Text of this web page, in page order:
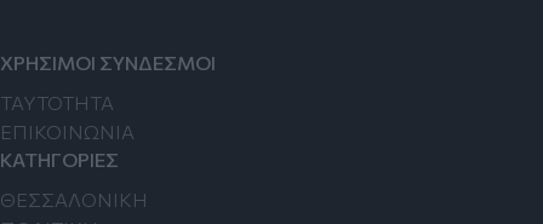
ΧΡΗΣΙΜΟΙ ΣΥΝΔΕΣΜΟΙ
TAYTOTHTA
ΕΠΙΚΟΙΝΩΝΙΑ
ΚΑΤΗΓΟΡΙΕΣ
ΘΕΣΣΑΛΟΝΙΚΗ